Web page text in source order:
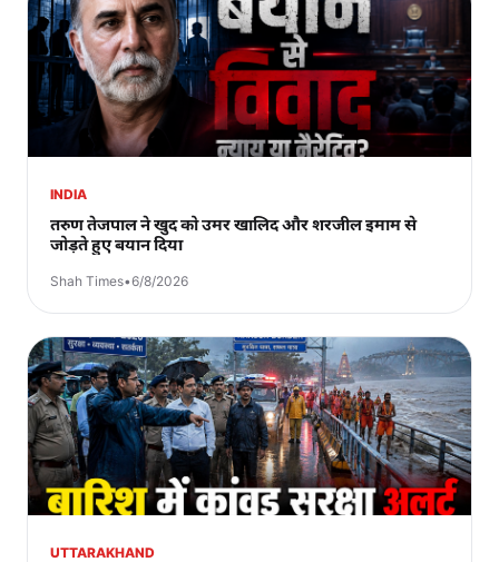
INDIA
तरुण तेजपाल ने खुद को उमर खालिद और शरजील इमाम से
जोड़ते हुए बयान दिया
Shah Times•6/8/2026
UTTARAKHAND